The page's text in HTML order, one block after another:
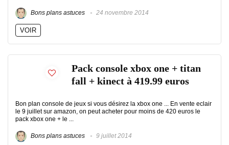
Bons plans astuces 24 novembre 2014
VOIR
Pack console xbox one + titan
fall + kinect à 419.99 euros
Bon plan console de jeux si vous désirez la xbox one ... En vente eclair
le 9 juillet sur amazon, on peut acheter pour moins de 420 euros le
pack xbox one + le ...
Bons plans astuces 9 juillet 2014